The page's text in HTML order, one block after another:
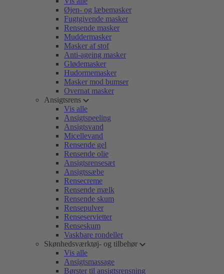
Øjen- og læbemasker
Fugtgivende masker
Rensende masker
Muddermasker
Masker af stof
Anti-ageing masker
Glødemasker
Hudormemasker
Masker mod bumser
Overnat masker
Ansigtsrens
Vis alle
Ansigtspeeling
Ansigtsvand
Micellevand
Rensende gel
Rensende olie
Ansigtsrensesæt
Ansigtssæbe
Rensecreme
Rensende mælk
Rensende skum
Rensepulver
Renseservietter
Renseskum
Vaskbare rondeller
Skønhedsværktøj- og tilbehør
Vis alle
Ansigtsmassage
Børster til ansigtsrensning